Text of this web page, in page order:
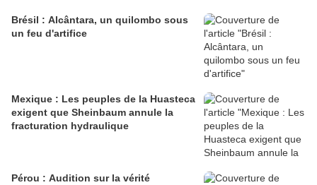
Brésil : Alcântara, un quilombo sous
un feu d'artifice
Mexique : Les peuples de la Huasteca
exigent que Sheinbaum annule la
fracturation hydraulique
Pérou : Audition sur la vérité